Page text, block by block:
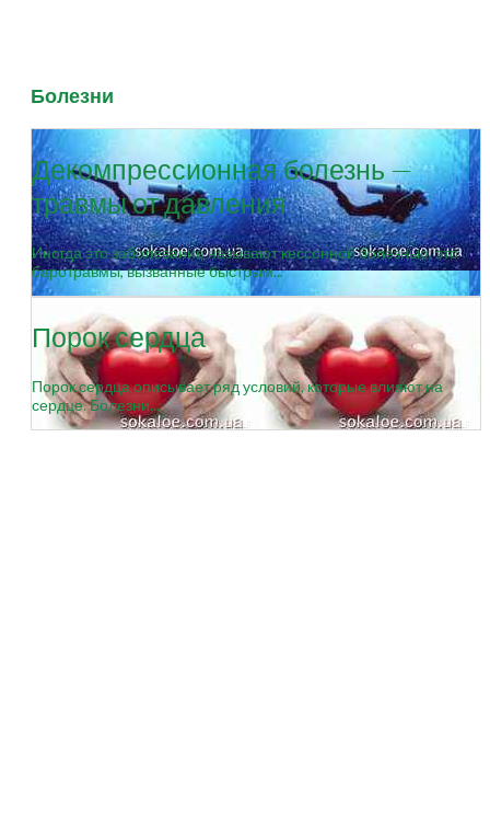
Болезни
Декомпрессионная болезнь —
травмы от давления
Иногда это заболевание называют кессонной болезнью, это
баротравмы, вызванные быстрым...
Порок сердца
Порок сердца описывает ряд условий, которые влияют на
сердце. Болезни...